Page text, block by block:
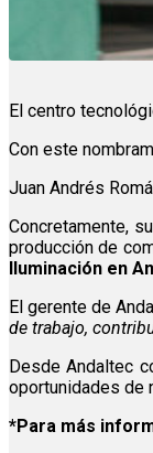
El centro
Con este
Juan Andrés
Concretamente,
producción de
Iluminación en
El gerente de
de trabajo,
Desde Andaltec
oportunidades de
*Para más